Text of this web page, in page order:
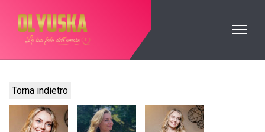
Torna indietro